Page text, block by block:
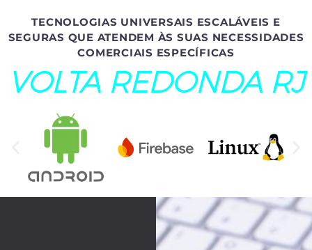
TECNOLOGIAS UNIVERSAIS ESCALÁVEIS E
SEGURAS QUE ATENDEM ÀS SUAS NECESSIDADES
COMERCIAIS ESPECÍFICAS
VOLTA REDONDA RJ